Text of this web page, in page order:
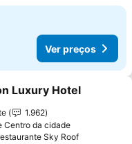
Ver preços
aos favoritos
Luxury Hotel
1.962
Centro da cidade
Sky Roof